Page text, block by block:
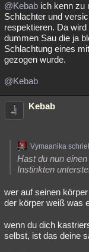
@Kebab ich kenn zu
Schlachter und
respektieren. Da
dummen Sau die ja
Schlachtung eines
gezogen wurde.
@Kebab
Kebab
Vymaanika
Hast du nun
Instinkten
wer auf seinen
der körper weiß was
wenn du dich
selbst, ist das deine